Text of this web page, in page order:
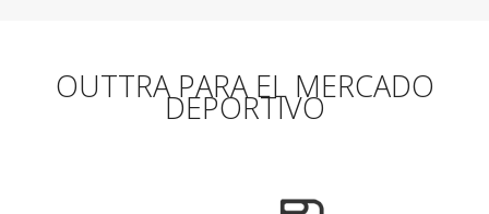
OUTTRA PARA EL MERCADO
DEPORTIVO